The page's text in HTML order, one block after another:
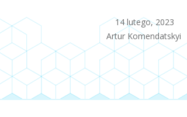
14 lutego, 2023
Artur Komendatskyi